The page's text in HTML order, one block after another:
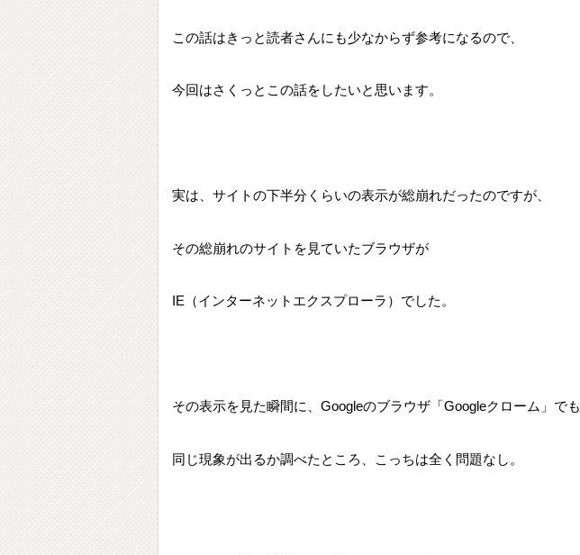
この話はきっと読者さんにも少なからず参考になるので、
今回はさくっとこの話をしたいと思います。
実は、サイトの下半分くらいの表示が総崩れだったのですが、
その総崩れのサイトを見ていたブラウザが
IE（インターネットエクスプローラ）でした。
その表示を見た瞬間に、Googleのブラウザ「Googleクローム」でも
同じ現象が出るか調べたところ、こっちは全く問題なし。